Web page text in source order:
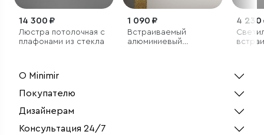
14 300 ₽
Люстра потолочная с
плафонами из стекла
1 090 ₽
Встраиваемый
алюминиевый
4 230
О Minimir
Покупателю
Дизайнерам
Консультация 24/7